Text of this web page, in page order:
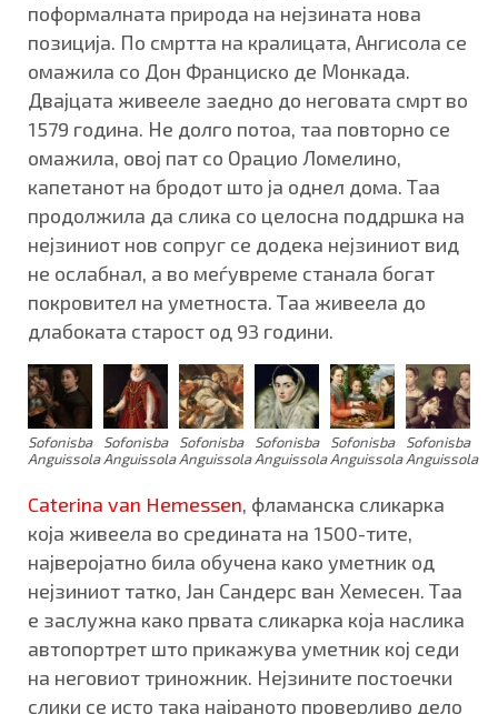
поформалната природа на нејзината нова
позиција. По смртта на кралицата, Ангисола се
омажила со Дон Франциско де Монкада.
Двајцата живееле заедно до неговата смрт во
1579 година. Не долго потоа, таа повторно се
омажила, овој пат со Орацио Ломелино,
капетанот на бродот што ја однел дома. Таа
продолжила да слика со целосна поддршка на
нејзиниот нов сопруг се додека нејзиниот вид
не ослабнал, а во меѓувреме станала богат
покровител на уметноста. Таа живеела до
длабоката старост од 93 години.
Sofonisba
Anguissola
Sofonisba
Anguissola
Sofonisba
Anguissola
Sofonisba
Anguissola
Sofonisba
Anguissola
Sofonisba
Anguissola
Caterina van Hemessen, фламанска сликарка
која живеела во средината на 1500-тите,
најверојатно била обучена како уметник од
нејзиниот татко, Јан Сандерс ван Хемесен. Таа
е заслужна како првата сликарка која наслика
автопортрет што прикажува уметник кој седи
на неговиот триножник. Нејзините постоечки
слики се исто така најраното проверливо дело